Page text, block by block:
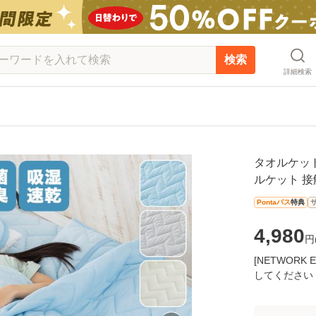
検索
詳細検索
タオルケッ
ルケット
Pontaパス特典
4,980
[NETWORK
してください